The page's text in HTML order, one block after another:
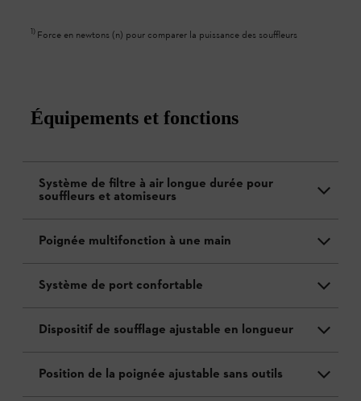
1) Force en newtons (n) pour comparer la puissance des souffleurs
Équipements et fonctions
Système de filtre à air longue durée pour
souffleurs et atomiseurs
Poignée multifonction à une main
Système de port confortable
Dispositif de soufflage ajustable en longueur
Position de la poignée ajustable sans outils